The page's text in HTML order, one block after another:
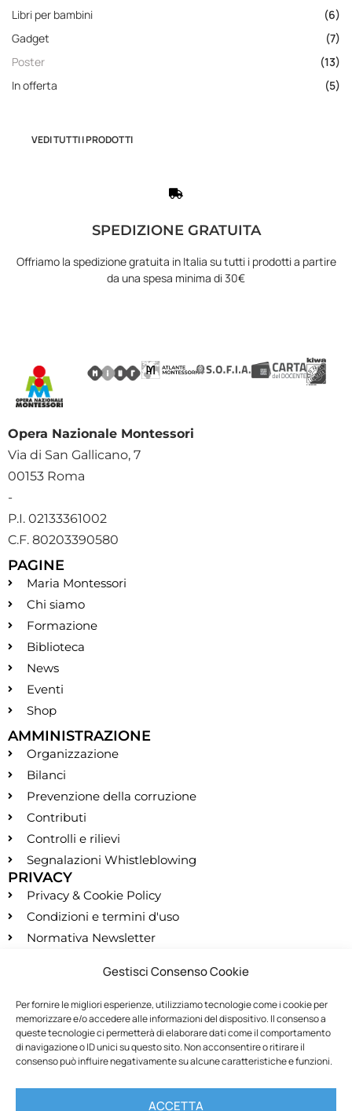
Gestisci Consenso Cookie
Per fornire le migliori esperienze, utilizziamo tecnologie come i cookie per
memorizzare e/o accedere alle informazioni del dispositivo. Il consenso a
queste tecnologie ci permetterà di elaborare dati come il comportamento
di navigazione o ID unici su questo sito. Non acconsentire o ritirare il
consenso può influire negativamente su alcune caratteristiche e funzioni.
ACCETTA
Libri per bambini
(6)
Gadget
(7)
Poster
(13)
In offerta
(5)
VEDI TUTTI I PRODOTTI
SPEDIZIONE GRATUITA
Offriamo la spedizione gratuita in Italia su tutti i prodotti a partire
da una spesa minima di 30€
Opera Nazionale Montessori
Via di San Gallicano, 7
00153 Roma
-
P.I. 02133361002
C.F. 80203390580
PAGINE
Maria Montessori
Chi siamo
Formazione
Biblioteca
News
Eventi
Shop
AMMINISTRAZIONE
Organizzazione
Bilanci
Prevenzione della corruzione
Contributi
Controlli e rilievi
Segnalazioni Whistleblowing
PRIVACY
Privacy & Cookie Policy
Condizioni e termini d'uso
Normativa Newsletter
segreteria@montessori.it
(+39) 06.584.865
(+39) 06.587.959
SOCIALS